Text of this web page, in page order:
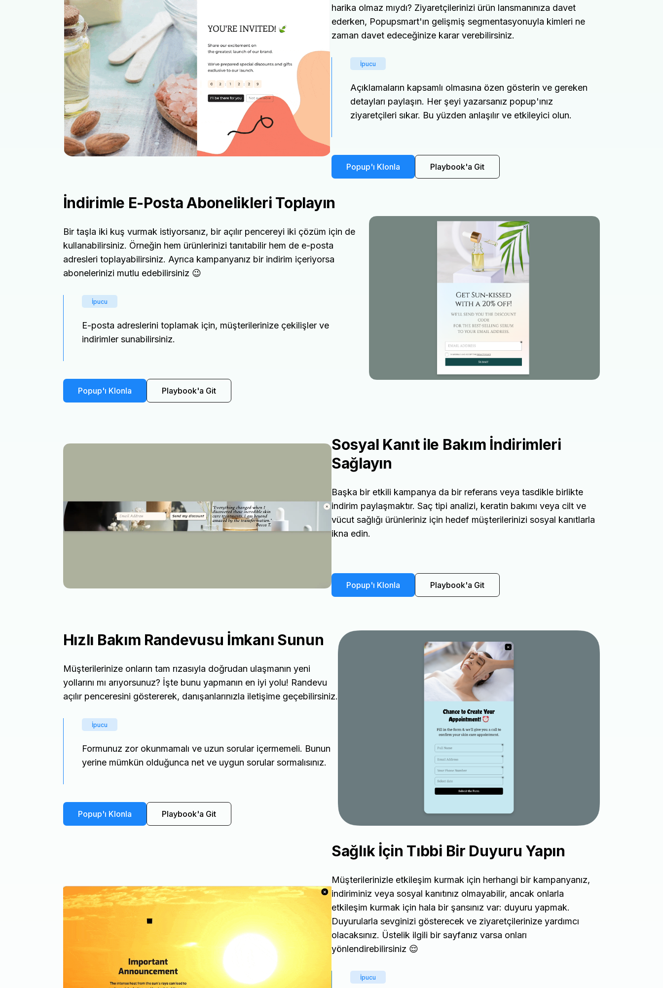
harika olmaz mıydı? Ziyaretçilerinizi ürün lansmanınıza davet
ederken, Popupsmart'ın gelişmiş segmentasyonuyla kimleri ne
zaman davet edeceğinize karar verebilirsiniz.
İpucu
Açıklamaların kapsamlı olmasına özen gösterin ve gereken
detayları paylaşın. Her şeyi yazarsanız popup'ınız
ziyaretçileri sıkar. Bu yüzden anlaşılır ve etkileyici olun.
Popup'ı Klonla Playbook'a Git
İndirimle E-Posta Abonelikleri Toplayın
Bir taşla iki kuş vurmak istiyorsanız, bir açılır pencereyi iki çözüm için de
kullanabilirsiniz. Örneğin hem ürünlerinizi tanıtabilir hem de e-posta
adresleri toplayabilirsiniz. Ayrıca kampanyanız bir indirim içeriyorsa
abonelerinizi mutlu edebilirsiniz 😉
İpucu
E-posta adreslerini toplamak için, müşterilerinize çekilişler ve
indirimler sunabilirsiniz.
Popup'ı Klonla Playbook'a Git
Sosyal Kanıt ile Bakım İndirimleri
Sağlayın
Başka bir etkili kampanya da bir referans veya tasdikle birlikte
indirim paylaşmaktır. Saç tipi analizi, keratin bakımı veya cilt ve
vücut sağlığı ürünleriniz için hedef müşterilerinizi sosyal kanıtlarla
ikna edin.
Popup'ı Klonla Playbook'a Git
Hızlı Bakım Randevusu İmkanı Sunun
Müşterilerinize onların tam rızasıyla doğrudan ulaşmanın yeni
yollarını mı arıyorsunuz? İşte bunu yapmanın en iyi yolu! Randevu
açılır penceresini göstererek, danışanlarınızla iletişime geçebilirsiniz.
İpucu
Formunuz zor okunmamalı ve uzun sorular içermemeli. Bunun
yerine mümkün olduğunca net ve uygun sorular sormalısınız.
Popup'ı Klonla Playbook'a Git
Sağlık İçin Tıbbi Bir Duyuru Yapın
Müşterilerinizle etkileşim kurmak için herhangi bir kampanyanız,
indiriminiz veya sosyal kanıtınız olmayabilir, ancak onlarla
etkileşim kurmak için hala bir şansınız var: duyuru yapmak.
Duyurularla sevginizi gösterecek ve ziyaretçilerinize yardımcı
olacaksınız. Üstelik ilgili bir sayfanız varsa onları
yönlendirebilirsiniz 😌
İpucu